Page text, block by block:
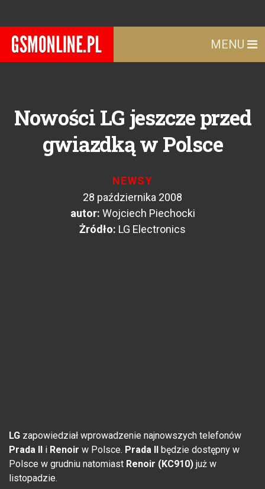
MENU
Nowości LG jeszcze przed
gwiazdką w Polsce
NEWSY
28 października 2008
autor: Wojciech Piechocki
Żródło: LG Electronics
LG zapowiedział wprowadzenie najnowszych telefonów
Prada II
i Renoir w Polsce. Prada II
będzie dostępny w
Polsce w grudniu natomiast Renoir (KC910) już w
listopadzie.